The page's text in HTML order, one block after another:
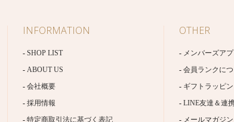
INFORMATION
SHOP LIST
ABOUT US
会社概要
採用情報
特定商取引法に基づく表記
OTHER
メンバーズア
会員ランクに
ギフトラッピ
LINE友達＆連
メールマガジン